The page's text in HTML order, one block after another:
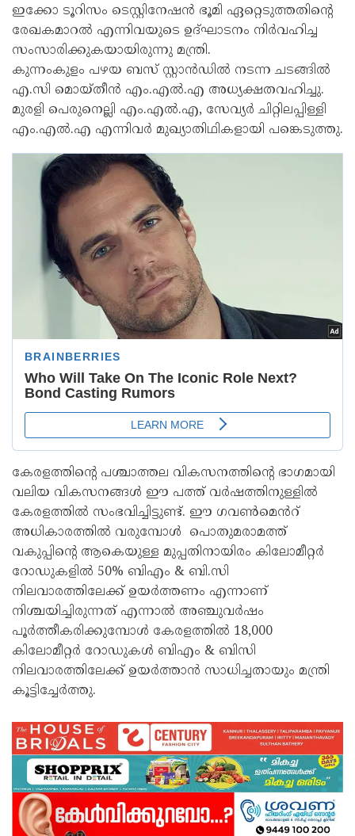
ഇക്കോ ടൂറിസം ടെസ്റ്റിനേഷൻ ഭൂമി ഏറ്റെടുത്തതിന്റെ
രേഖകമാറൽ എന്നിവയുടെ ഉദ്ഘാടനം നിർവഹിച്ച
സംസാരിക്കുകയായിരുന്നു മന്ത്രി.
കുന്നംകുളം പഴയ ബസ് സ്റ്റാൻഡിൽ നടന്ന ചടങ്ങിൽ
എ.സി മൊയ്തീൻ എം.എൽ.എ അധ്യക്ഷതവഹിച്ചു.
മുരളി പെരുനെല്ലി എം.എൽ.എ, സേവ്യർ ചിറ്റിലപ്പിള്ളി
എം.എൽ.എ എന്നിവർ മുഖ്യാതിഥികളായി പങ്കെടുത്തു.
കേരളത്തിൻ്റെ പശ്ചാത്തല വികസനത്തിന്റെ ഭാഗമായി
വലിയ വികസനങ്ങൾ ഈ പത്ത് വർഷത്തിനുള്ളിൽ
കേരളത്തിൽ സംഭവിച്ചിട്ടുണ്ട്. ഈ ഗവൺമെൻറ്
അധികാരത്തിൽ വരുമ്പോൾ പൊതുമരാമത്ത്
വകുപ്പിന്റെ ആകെയുള്ള മുപ്പതിനായിരം കിലോമീറ്റർ
റോഡുകളിൽ 50% ബിഎം & ബി.സി
നിലവാരത്തിലേക്ക് ഉയർത്തണം എന്നാണ്
നിശ്ചയിച്ചിരുന്നത് എന്നാൽ അഞ്ചുവർഷം
പൂർത്തീകരിക്കുമ്പോൾ കേരളത്തിൽ 18,000
കിലോമീറ്റർ റോഡുകൾ ബിഎം & ബിസി
നിലവാരത്തിലേക്ക് ഉയർത്താൻ സാധിച്ചതായും മന്ത്രി
കൂട്ടിച്ചേർത്തു.